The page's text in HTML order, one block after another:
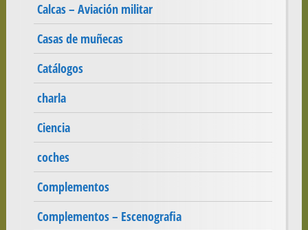
Calcas – Aviación militar
Casas de muñecas
Catálogos
charla
Ciencia
coches
Complementos
Complementos – Escenografia